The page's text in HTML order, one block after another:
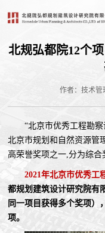
北规弘都院12个
作者：技术管
“北京市优秀工程勘
北京市规划和自然资源管
高荣誉奖项之一,分为综合
2021年北京市优秀工
都规划建筑设计研究院有
同一项目获得多个奖项）
项。